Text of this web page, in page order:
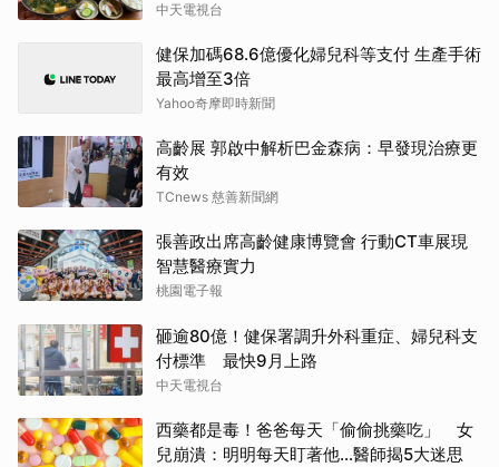
中天電視台
健保加碼68.6億優化婦兒科等支付 生產手術
最高增至3倍
Yahoo奇摩即時新聞
高齡展 郭啟中解析巴金森病：早發現治療更
有效
TCnews 慈善新聞網
張善政出席高齡健康博覽會 行動CT車展現
智慧醫療實力
桃園電子報
砸逾80億！健保署調升外科重症、婦兒科支
付標準 最快9月上路
中天電視台
西藥都是毒！爸爸每天「偷偷挑藥吃」 女
兒崩潰：明明每天盯著他…醫師揭5大迷思